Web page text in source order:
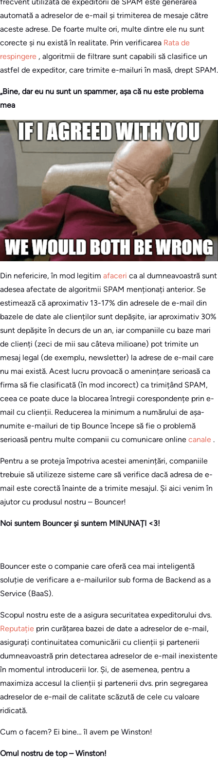
automată a adreselor de e-mail și trimiterea de mesaje către
aceste adrese. De foarte multe ori, multe dintre ele nu sunt
corecte și nu există în realitate. Prin verificarea Rata de
respingere , algoritmii de filtrare sunt capabili să clasifice un
astfel de expeditor, care trimite e-mailuri în masă, drept SPAM.
„Bine, dar eu nu sunt un spammer, așa că nu este problema
mea
Din nefericire, în mod legitim afaceri ca al dumneavoastră sunt
adesea afectate de algoritmii SPAM menționați anterior. Se
estimează că aproximativ 13-17% din adresele de e-mail din
bazele de date ale clienților sunt depășite, iar aproximativ 30%
sunt depășite în decurs de un an, iar companiile cu baze mari
de clienți (zeci de mii sau câteva milioane) pot trimite un
mesaj legal (de exemplu, newsletter) la adrese de e-mail care
nu mai există. Acest lucru provoacă o amenințare serioasă ca
firma să fie clasificată (în mod incorect) ca trimițând SPAM,
ceea ce poate duce la blocarea întregii corespondențe prin e-
mail cu clienții. Reducerea la minimum a numărului de așa-
numite e-mailuri de tip Bounce începe să fie o problemă
serioasă pentru multe companii cu comunicare online canale .
Pentru a se proteja împotriva acestei amenințări, companiile
trebuie să utilizeze sisteme care să verifice dacă adresa de e-
mail este corectă înainte de a trimite mesajul. Și aici venim în
ajutor cu produsul nostru – Bouncer!
Noi suntem Bouncer și suntem MINUNAȚI <3!
Bouncer este o companie care oferă cea mai inteligentă
soluție de verificare a e-mailurilor sub forma de Backend as a
Service (BaaS).
Scopul nostru este de a asigura securitatea expeditorului dvs.
Reputație prin curățarea bazei de date a adreselor de e-mail,
asigurați continuitatea comunicării cu clienții și partenerii
dumneavoastră prin detectarea adreselor de e-mail inexistente
în momentul introducerii lor. Și, de asemenea, pentru a
maximiza accesul la clienții și partenerii dvs. prin segregarea
adreselor de e-mail de calitate scăzută de cele cu valoare
ridicată.
Cum o facem? Ei bine… îl avem pe Winston!
Omul nostru de top – Winston!